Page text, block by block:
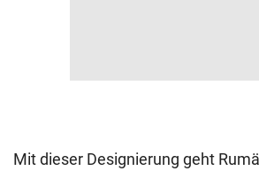
Mit dieser Designierung geht